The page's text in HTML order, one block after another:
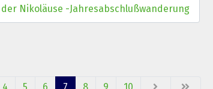
Nikoläuse -Jahresabschlußwanderung